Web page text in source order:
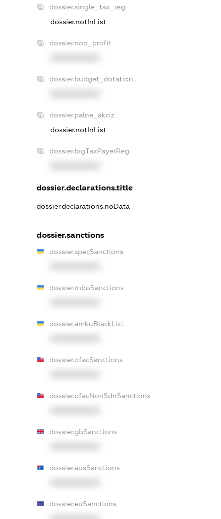
dossier.single_tax_reg
dossier.notInList
dossier.non_profit
dossier.budget_dotation
dossier.palne_akciz
dossier.notInList
dossier.bigTaxPayerReg
dossier.declarations.title
dossier.declarations.noData
dossier.sanctions
dossier.specSanctions
dossier.rnboSanctions
dossier.amkuBlackList
dossier.ofacSanctions
dossier.ofacNonSdnSanctions
dossier.gbSanctions
dossier.ausSanctions
dossier.euSanctions